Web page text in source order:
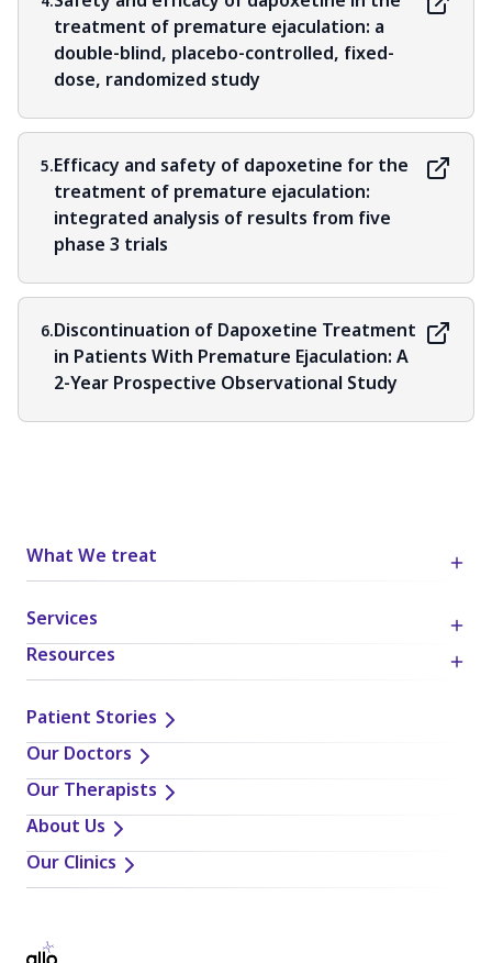
treatment of premature ejaculation: a
double-blind, placebo-controlled, fixed-
dose, randomized study
5.Efficacy and safety of dapoxetine for the
treatment of premature ejaculation:
integrated analysis of results from five
phase 3 trials
6.Discontinuation of Dapoxetine Treatment
in Patients With Premature Ejaculation: A
2-Year Prospective Observational Study
What We treat
Services
Resources
Patient Stories
Our Doctors
Our Therapists
About Us
Our Clinics